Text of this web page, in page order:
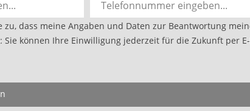
dass meine Angaben und Daten zur Beantwortung
können Ihre Einwilligung jederzeit für die Zukunft per